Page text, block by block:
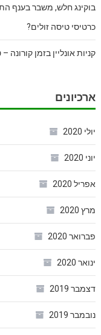
בוקינג חלש, משבר בענף
כרטיסי טיסה זולים?
קניות אונליין בזמן קורונה
ארכיונים
יולי 2020
יוני 2020
אפריל 2020
מרץ 2020
פברואר 2020
ינואר 2020
דצמבר 2019
נובמבר 2019